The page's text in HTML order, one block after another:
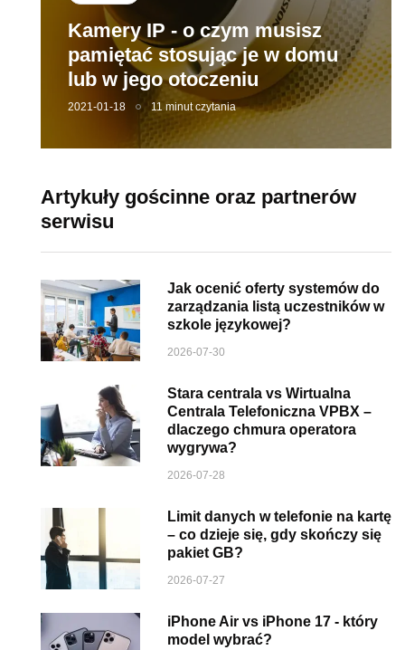
Kamery IP - o czym musisz
pamiętać stosując je w domu
lub w jego otoczeniu
2021-01-18 11 minut czytania
Artykuły gościnne oraz partnerów
serwisu
Jak ocenić oferty systemów do
zarządzania listą uczestników w
szkole językowej?
2026-07-30
Stara centrala vs Wirtualna
Centrala Telefoniczna VPBX –
dlaczego chmura operatora
wygrywa?
2026-07-28
Limit danych w telefonie na kartę
– co dzieje się, gdy skończy się
pakiet GB?
2026-07-27
iPhone Air vs iPhone 17 - który
model wybrać?